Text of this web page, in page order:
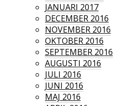
JANUARI 2017
DECEMBER 2016
NOVEMBER 2016
OKTOBER 2016
SEPTEMBER 2016
AUGUSTI 2016
JULI 2016
JUNI 2016
MAJ 2016